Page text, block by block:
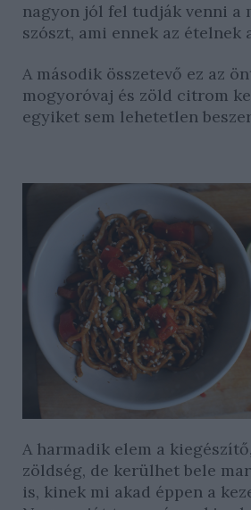
nagyon jól fel tudják venni a
szószt, ami ennek az ételnek
A második összetevő ez az
mogyoróvaj és zöld citrom
egyiket sem lehetetlen
A harmadik elem a
zöldség, de kerülhet bele
is, kinek mi akad éppen a